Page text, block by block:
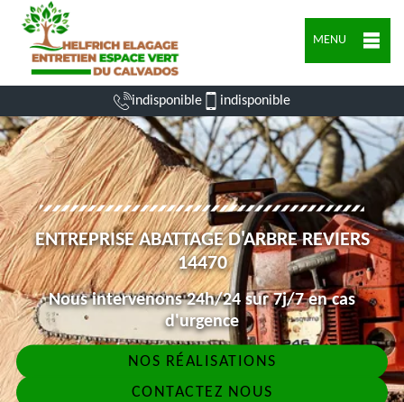
MENU
indisponible indisponible
ENTREPRISE ABATTAGE D'ARBRE REVIERS
14470
Nous intervenons 24h/24 sur 7j/7 en cas
d'urgence
NOS RÉALISATIONS
CONTACTEZ NOUS